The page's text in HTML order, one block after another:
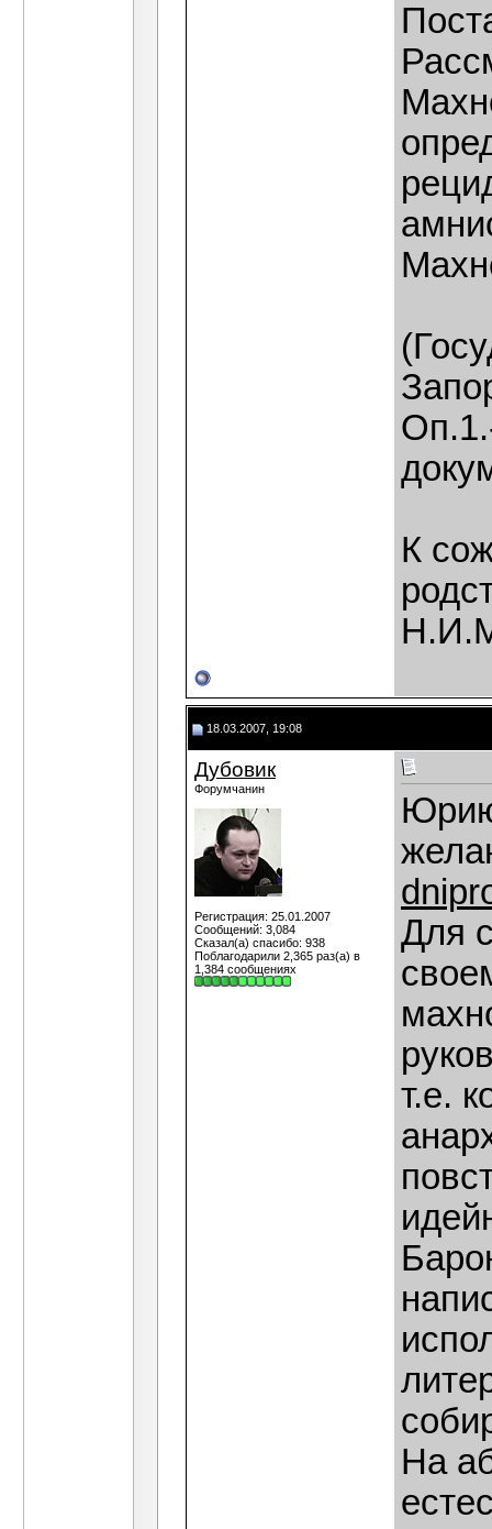
К
18.03.2007, 19:08
Дубовик
Форумчанин
Регистрация: 25.01.2007
Сообщений: 3,084
Сказал(а) спасибо: 938
Поблагодарили 2,365 раз(а) в
1,384 сообщениях
Для
т.е.
На